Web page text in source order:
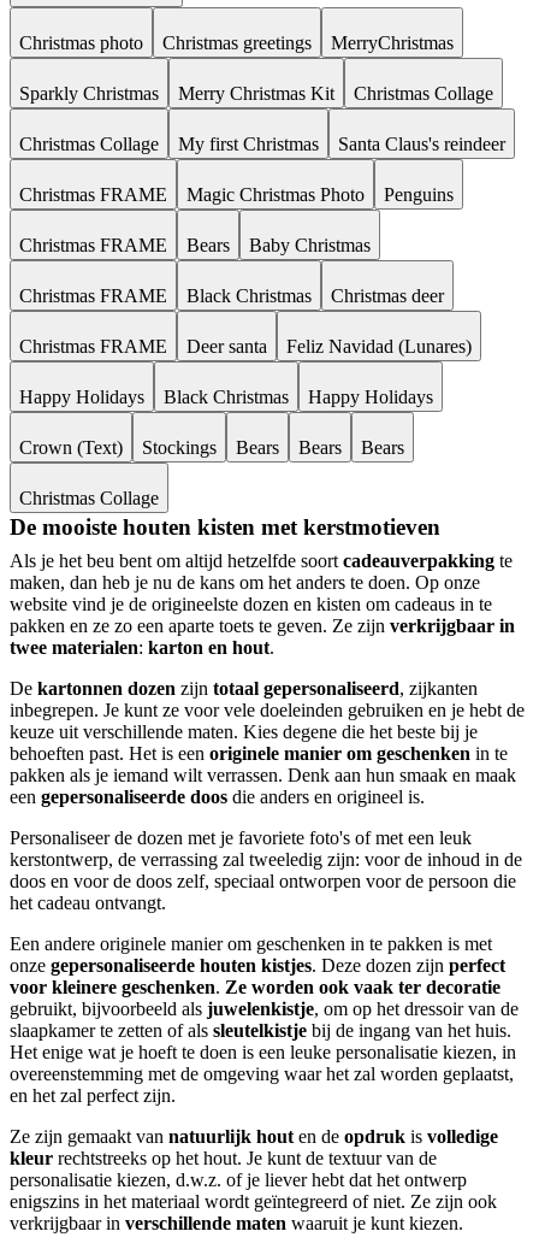
Christmas photo Christmas greetings MerryChristmas
Sparkly Christmas Merry Christmas Kit Christmas Collage
Christmas Collage My first Christmas Santa Claus's reindeer
Christmas FRAME Magic Christmas Photo Penguins
Christmas FRAME Bears Baby Christmas
Christmas FRAME Black Christmas Christmas deer
Christmas FRAME Deer santa Feliz Navidad (Lunares)
Happy Holidays Black Christmas Happy Holidays
Crown (Text) Stockings Bears Bears Bears
Christmas Collage
De mooiste houten kisten met kerstmotieven
Als je het beu bent om altijd hetzelfde soort cadeauverpakking te
maken, dan heb je nu de kans om het anders te doen. Op onze
website vind je de origineelste dozen en kisten om cadeaus in te
pakken en ze zo een aparte toets te geven. Ze zijn verkrijgbaar in
twee materialen: karton en hout.
De kartonnen dozen zijn totaal gepersonaliseerd, zijkanten
inbegrepen. Je kunt ze voor vele doeleinden gebruiken en je hebt de
keuze uit verschillende maten. Kies degene die het beste bij je
behoeften past. Het is een originele manier om geschenken in te
pakken als je iemand wilt verrassen. Denk aan hun smaak en maak
een gepersonaliseerde doos die anders en origineel is.
Personaliseer de dozen met je favoriete foto's of met een leuk
kerstontwerp, de verrassing zal tweeledig zijn: voor de inhoud in de
doos en voor de doos zelf, speciaal ontworpen voor de persoon die
het cadeau ontvangt.
Een andere originele manier om geschenken in te pakken is met
onze gepersonaliseerde houten kistjes. Deze dozen zijn perfect
voor kleinere geschenken. Ze worden ook vaak ter decoratie
gebruikt, bijvoorbeeld als juwelenkistje, om op het dressoir van de
slaapkamer te zetten of als sleutelkistje bij de ingang van het huis.
Het enige wat je hoeft te doen is een leuke personalisatie kiezen, in
overeenstemming met de omgeving waar het zal worden geplaatst,
en het zal perfect zijn.
Ze zijn gemaakt van natuurlijk hout en de opdruk is volledige
kleur rechtstreeks op het hout. Je kunt de textuur van de
personalisatie kiezen, d.w.z. of je liever hebt dat het ontwerp
enigszins in het materiaal wordt geïntegreerd of niet. Ze zijn ook
verkrijgbaar in verschillende maten waaruit je kunt kiezen.